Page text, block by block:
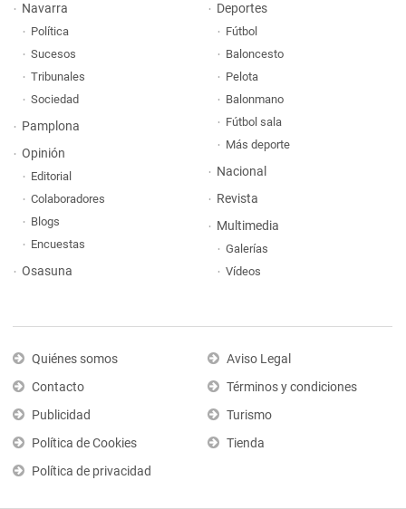
Navarra
Política
Sucesos
Tribunales
Sociedad
Pamplona
Opinión
Editorial
Colaboradores
Blogs
Encuestas
Osasuna
Deportes
Fútbol
Baloncesto
Pelota
Balonmano
Fútbol sala
Más deporte
Nacional
Revista
Multimedia
Galerías
Vídeos
Quiénes somos
Contacto
Publicidad
Política de Cookies
Política de privacidad
Aviso Legal
Términos y condiciones
Turismo
Tienda